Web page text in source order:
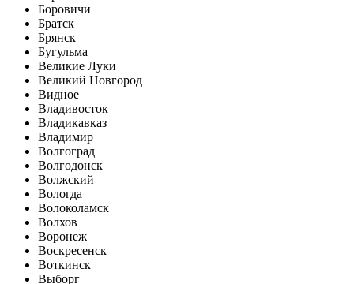
Боровичи
Братск
Брянск
Бугульма
Великие Луки
Великий Новгород
Видное
Владивосток
Владикавказ
Владимир
Волгоград
Волгодонск
Волжский
Вологда
Волоколамск
Волхов
Воронеж
Воскресенск
Воткинск
Выборг